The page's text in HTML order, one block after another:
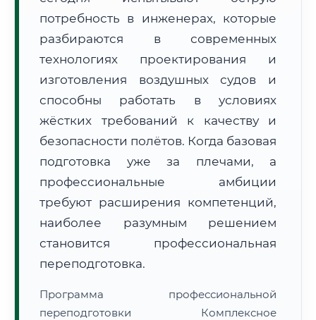
Расчет логистики оригиналов:
~887 км
• Экспресс-доставка СДЭК / Почтой: 1–2 рабочих дня
🔍Нажмите на документ для увеличения и просмотра
потребность в инженерах, которые
разбираются в современных
технологиях проектирования и
изготовления воздушных судов и
способны работать в условиях
жёстких требований к качеству и
безопасности полётов. Когда базовая
подготовка уже за плечами, а
профессиональные амбиции
требуют расширения компетенций,
наиболее разумным решением
становится профессиональная
переподготовка.
Программа профессиональной
переподготовки Комплексное